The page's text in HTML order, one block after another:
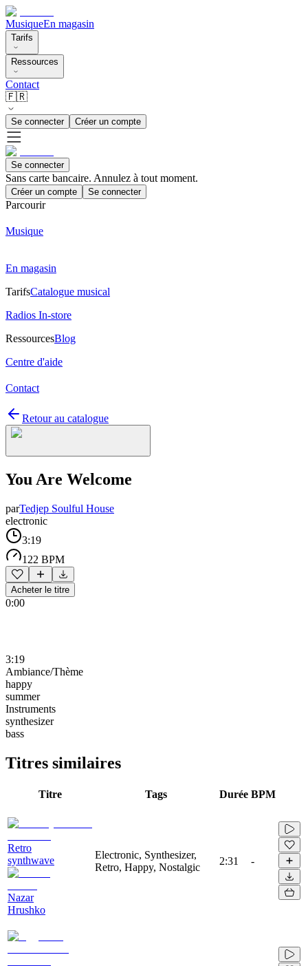
MusiqueEn magasin
Tarifs
Ressources
Contact
🇫🇷
Se connecter Créer un compte
Se connecter
Sans carte bancaire. Annulez à tout moment.
Créer un compte Se connecter
Parcourir
Musique
En magasin
TarifsCatalogue musical
Radios In-store
RessourcesBlog
Centre d'aide
Contact
Retour au catalogue
You Are Welcome
parTedjep Soulful House
electronic
3:19
122 BPM
Acheter le titre
0:00
3:19
Ambiance/Thème
happy
summer
Instruments
synthesizer
bass
Titres similaires
Titre Tags Durée BPM
Retro
synthwave
Nazar
Hrushko
Electronic, Synthesizer,
Retro, Happy, Nostalgic
2:31 -